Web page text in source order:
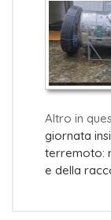
Altro in
giornata
terremoto:
e della